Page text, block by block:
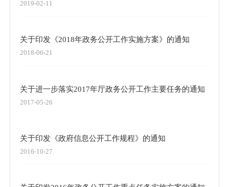
2019-02-11
关于印发《2018年政务公开工作实施方案》的通知
2018-06-21
关于进一步落实2017年厅政务公开工作主要任务的通知
2017-05-26
关于印发《政府信息公开工作规程》的通知
2016-10-27